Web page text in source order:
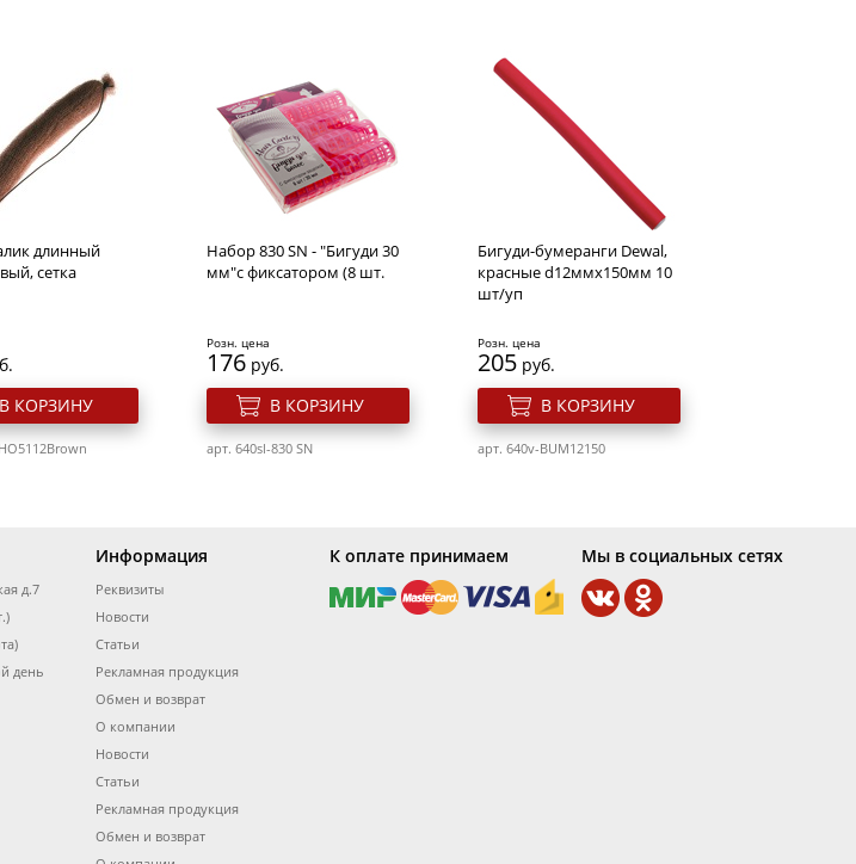
Exception 2200
Вт, ионизация,
В КОРЗИНУ
Фен Dewal Profile Compact,
зеленый, 2000 Вт,
ионизация, 2 насадки
В КОРЗИНУ
Фен Dewal Pro Style
красный 2000 вт 2 насадки,
В КОРЗИНУ
ErgoLife
002 Grafit
Диффузатор для фенов
Фен 2200 Вт Spectrum
Dewal 03-110 Black
длинный
сетка
В КОРЗИНУ
Набор 830 SN - "Бигуди 30
мм"с фиксатором (8 шт.
Розн. цена
176 руб.
В КОРЗИНУ
арт. 640sl-830 SN
Бигуди-бумеранги Dewal,
красные d12ммх150мм 10
шт/уп
Розн. цена
205 руб.
В КОРЗИНУ
арт. 640v-BUM12150
Dewal
д.7
день
Информация
Реквизиты
Новости
Статьи
Рекламная продукция
Обмен и возврат
О компании
Новости
Статьи
Рекламная продукция
Обмен и возврат
К оплате принимаем Мы в социальных сетях